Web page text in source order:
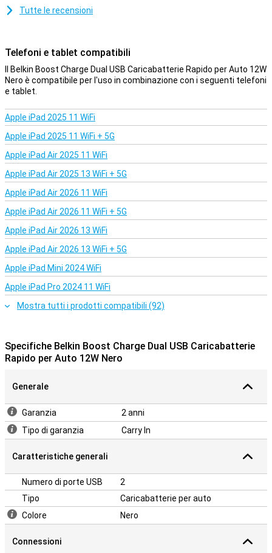
Tutte le recensioni
Telefoni e tablet compatibili
Il Belkin Boost Charge Dual USB Caricabatterie Rapido per Auto 12W
Nero è compatibile per l'uso in combinazione con i seguenti telefoni
e tablet.
Apple iPad 2025 11 WiFi
Apple iPad 2025 11 WiFi + 5G
Apple iPad Air 2025 11 WiFi
Apple iPad Air 2025 13 WiFi + 5G
Apple iPad Air 2026 11 WiFi
Apple iPad Air 2026 11 WiFi + 5G
Apple iPad Air 2026 13 WiFi
Apple iPad Air 2026 13 WiFi + 5G
Apple iPad Mini 2024 WiFi
Apple iPad Pro 2024 11 WiFi
Mostra tutti i prodotti compatibili (92)
Specifiche Belkin Boost Charge Dual USB Caricabatterie
Rapido per Auto 12W Nero
Generale
Garanzia
2 anni
Tipo di garanzia
Carry In
Caratteristiche generali
Numero di porte USB
2
Tipo
Caricabatterie per auto
Colore
Nero
Connessioni